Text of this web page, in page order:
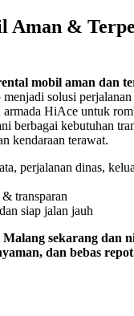
Aman &
mobil aman dan
menjadi solusi
armada HiAce untuk
berbagai kebutuhan
kendaraan terawat.
perjalanan dinas,
transparan
siap jalan jauh
sekarang dan
dan bebas